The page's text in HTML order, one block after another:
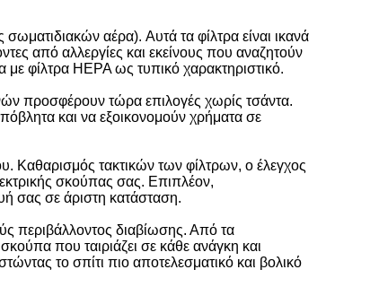
αέρα). Αυτά τα φίλτρα είναι ικανά
από αλλεργίες και εκείνους που αναζητούν
φίλτρα HEPA ως τυπικό χαρακτηριστικό.
προσφέρουν τώρα επιλογές χωρίς τσάντα.
και να εξοικονομούν χρήματα σε
Καθαρισμός τακτικών των φίλτρων, ο έλεγχος
σκούπας σας. Επιπλέον,
σας σε άριστη κατάσταση.
περιβάλλοντος διαβίωσης. Από τα
που ταιριάζει σε κάθε ανάγκη και
το σπίτι πιο αποτελεσματικό και βολικό